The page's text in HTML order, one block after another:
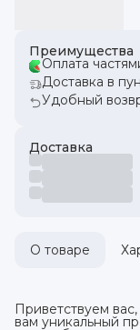
Преимущества
Оплата
Доставка в
Удобный
Доставка
О товаре
Приветствуем
вам уникальный